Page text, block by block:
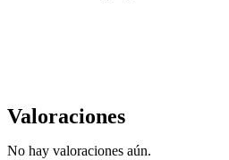
Valoraciones
No hay valoraciones aún.